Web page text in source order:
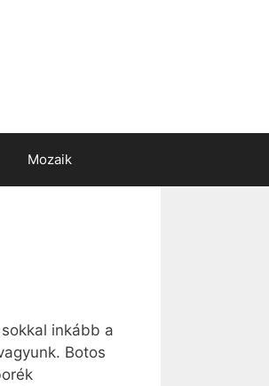
Mozaik
inkább a
Botos